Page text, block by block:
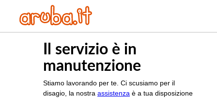
Il servizio è in
manutenzione
Stiamo lavorando per te. Ci scusiamo per il
disagio, la nostra assistenza è a tua disposizione